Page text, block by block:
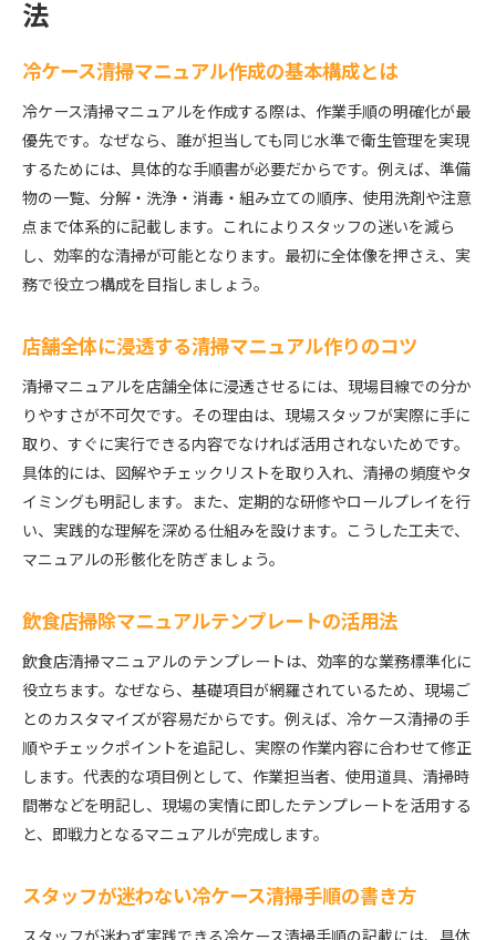
法
冷ケース清掃マニュアル作成の基本構成とは
冷ケース清掃マニュアルを作成する際は、作業手順の明確化が最
優先です。なぜなら、誰が担当しても同じ水準で衛生管理を実現
するためには、具体的な手順書が必要だからです。例えば、準備
物の一覧、分解・洗浄・消毒・組み立ての順序、使用洗剤や注意
点まで体系的に記載します。これによりスタッフの迷いを減ら
し、効率的な清掃が可能となります。最初に全体像を押さえ、実
務で役立つ構成を目指しましょう。
店舗全体に浸透する清掃マニュアル作りのコツ
清掃マニュアルを店舗全体に浸透させるには、現場目線での分か
りやすさが不可欠です。その理由は、現場スタッフが実際に手に
取り、すぐに実行できる内容でなければ活用されないためです。
具体的には、図解やチェックリストを取り入れ、清掃の頻度やタ
イミングも明記します。また、定期的な研修やロールプレイを行
い、実践的な理解を深める仕組みを設けます。こうした工夫で、
マニュアルの形骸化を防ぎましょう。
飲食店掃除マニュアルテンプレートの活用法
飲食店清掃マニュアルのテンプレートは、効率的な業務標準化に
役立ちます。なぜなら、基礎項目が網羅されているため、現場ご
とのカスタマイズが容易だからです。例えば、冷ケース清掃の手
順やチェックポイントを追記し、実際の作業内容に合わせて修正
します。代表的な項目例として、作業担当者、使用道具、清掃時
間帯などを明記し、現場の実情に即したテンプレートを活用する
と、即戦力となるマニュアルが完成します。
スタッフが迷わない冷ケース清掃手順の書き方